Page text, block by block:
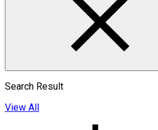
Search Result
View All